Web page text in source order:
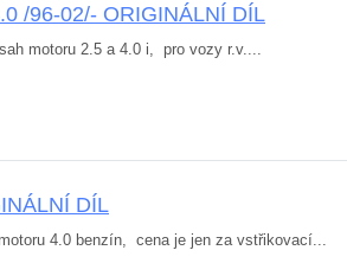
/96-02/- ORIGINÁLNÍ DÍL
motoru 2.5 a 4.0 i, pro vozy r.v....
DÍL
4.0 benzín, cena je jen za vstřikovací...